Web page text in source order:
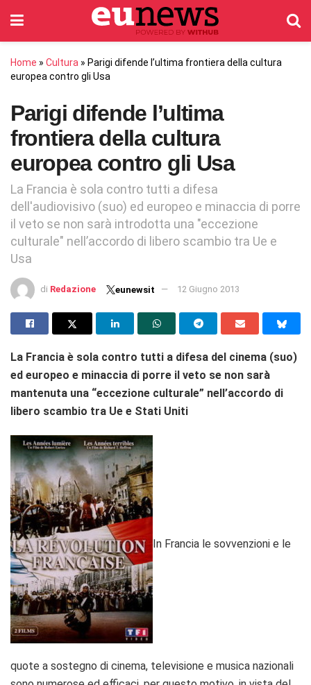
Home » Cultura » Parigi difende l’ultima frontiera della cultura
europea contro gli Usa
Parigi difende l’ultima
frontiera della cultura
europea contro gli Usa
La Francia è sola contro tutti a difesa
dell'audiovisivo (suo) ed europeo e minaccia di porre
il veto se non sarà introdotta una "eccezione
culturale" nell’accordo di libero scambio tra Ue e
Usa
di Redazione eunewsit 12 Giugno 2013
La Francia è sola contro tutti a difesa del cinema (suo)
ed europeo e minaccia di porre il veto se non sarà
mantenuta una “eccezione culturale” nell’accordo di
libero scambio tra Ue e Stati Uniti
In Francia le sovvenzioni e le
quote a sostegno di cinema, televisione e musica nazionali